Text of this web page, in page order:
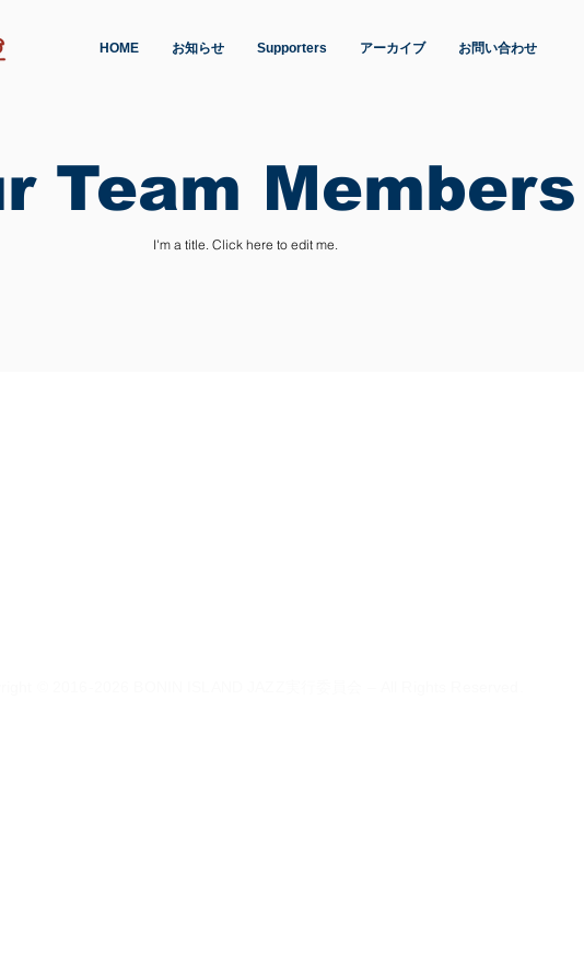
HOME お知らせ Supporters アーカイブ お問い合わせ
Team Members
I'm a title. ​Click here to edit me.